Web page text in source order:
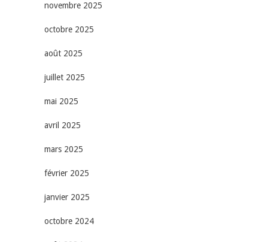
novembre 2025
octobre 2025
août 2025
juillet 2025
mai 2025
avril 2025
mars 2025
février 2025
janvier 2025
octobre 2024